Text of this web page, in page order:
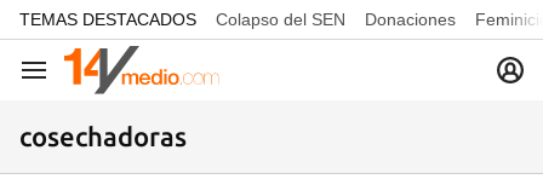
common.go-to-content
TEMAS DESTACADOS Colapso del SEN Donaciones
Navegación
cosechadoras